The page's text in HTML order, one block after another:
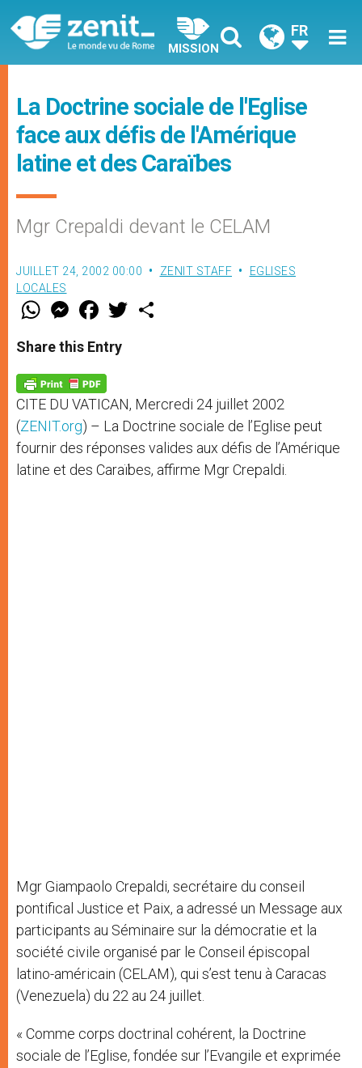
MISSION
FR
La Doctrine sociale de l'Eglise
face aux défis de l'Amérique
latine et des Caraïbes
Mgr Crepaldi devant le CELAM
JUILLET 24, 2002 00:00 ZENIT STAFF
EGLISES
LOCALES
W
t
s
p
p
M
e
s
e
g
e
r
F
a
e
b
o
k
w
Share this Entry
CITE DU VATICAN, Mercredi 24 juillet 2002
(ZENIT.org) – La Doctrine sociale de l’Eglise peut
fournir des réponses valides aux défis de l’Amérique
latine et des Caraïbes, affirme Mgr Crepaldi.
Mgr Giampaolo Crepaldi, secrétaire du conseil
pontifical Justice et Paix, a adressé un Message aux
participants au Séminaire sur la démocratie et la
société civile organisé par le Conseil épiscopal
latino-américain (CELAM), qui s’est tenu à Caracas
(Venezuela) du 22 au 24 juillet.
« Comme corps doctrinal cohérent, la Doctrine
sociale de l’Eglise, fondée sur l’Evangile et exprimée